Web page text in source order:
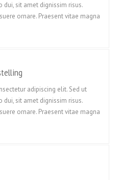
dui, sit amet dignissim risus.
ornare. Praesent vitae magna
adipiscing elit. Sed ut
dui, sit amet dignissim risus.
ornare. Praesent vitae magna